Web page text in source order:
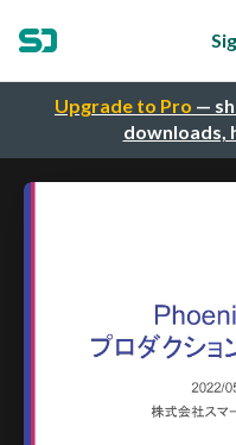
Upgrade to Pro —
downloads,